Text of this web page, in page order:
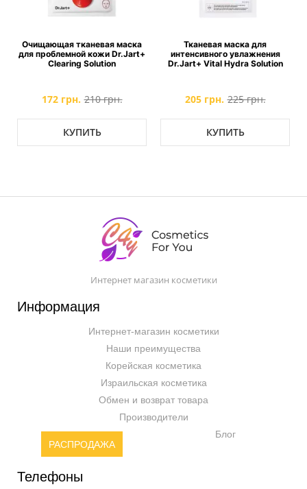
Очищающая тканевая маска
для проблемной кожи Dr.Jart+
Clearing Solution
172 грн. 210 грн.
КУПИТЬ
Тканевая маска для
интенсивного увлажнения
Dr.Jart+ Vital Hydra Solution
205 грн. 225 грн.
КУПИТЬ
Интернет магазин косметики
Информация
Интернет-магазин косметики
Наши преимущества
Корейская косметика
Израильская косметика
Обмен и возврат товара
Производители
РАСПРОДАЖА
Блог
Телефоны